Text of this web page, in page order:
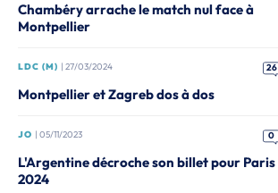
Chambéry arrache le match nul face à
Montpellier
LDC (M) | 27/03/2024 26
Montpellier et Zagreb dos à dos
JO | 05/11/2023 0
L'Argentine décroche son billet pour Paris
2024